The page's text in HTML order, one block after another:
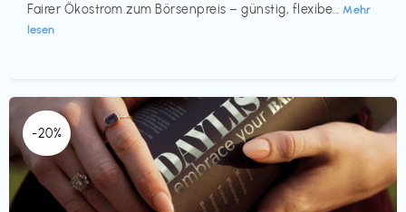
Fairer Ökostrom zum Börsenpreis – günstig, flexibe... Mehr
lesen
-20%